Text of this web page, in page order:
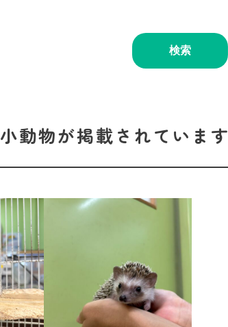
検索
小動物が掲載されています